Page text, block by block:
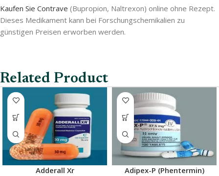
Kaufen Sie Contrave (Bupropion, Naltrexon) online ohne Rezept.
Dieses Medikament kann bei Forschungschemikalien zu
günstigen Preisen erworben werden.
Related Product
Adderall Xr Adipex-P (Phentermin)